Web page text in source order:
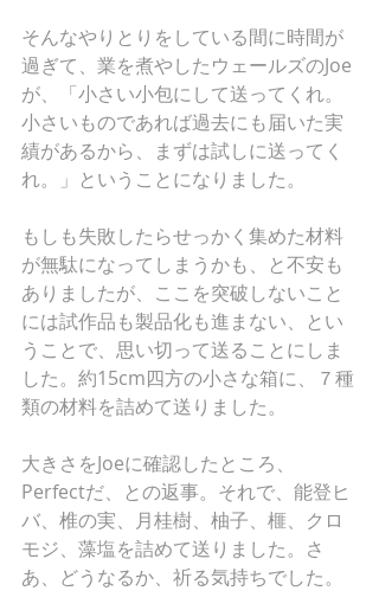
そんなやりとりをしている間に時間が
過ぎて、業を煮やしたウェールズのJoe
が、「小さい小包にして送ってくれ。
小さいものであれば過去にも届いた実
績があるから、まずは試しに送ってく
れ。」ということになりました。
もしも失敗したらせっかく集めた材料
が無駄になってしまうかも、と不安も
ありましたが、ここを突破しないこと
には試作品も製品化も進まない、とい
うことで、思い切って送ることにしま
した。約15cm四方の小さな箱に、７種
類の材料を詰めて送りました。
大きさをJoeに確認したところ、
Perfectだ、との返事。それで、能登ヒ
バ、椎の実、月桂樹、柚子、榧、クロ
モジ、藻塩を詰めて送りました。さ
あ、どうなるか、祈る気持ちでした。